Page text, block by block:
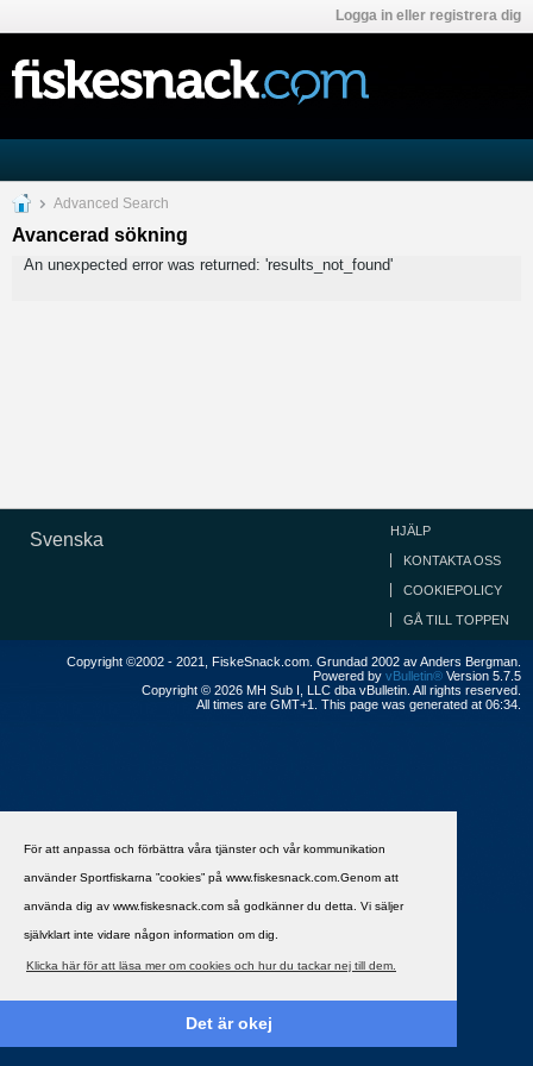
För att anpassa och förbättra våra tjänster och vår kommunikation
använder Sportfiskarna ”cookies” på www.fiskesnack.com.Genom att
använda dig av www.fiskesnack.com så godkänner du detta. Vi säljer
självklart inte vidare någon information om dig.
Klicka här för att läsa mer om cookies och hur du tackar nej till dem.
Det är okej
Logga in eller registrera dig
Advanced Search
Avancerad sökning
An unexpected error was returned: 'results_not_found'
Svenska HJÄLP
KONTAKTA OSS
COOKIEPOLICY
GÅ TILL TOPPEN
Copyright ©2002 - 2021, FiskeSnack.com. Grundad 2002 av Anders Bergman.
Powered by vBulletin® Version 5.7.5
Copyright © 2026 MH Sub I, LLC dba vBulletin. All rights reserved.
All times are GMT+1. This page was generated at 06:34.